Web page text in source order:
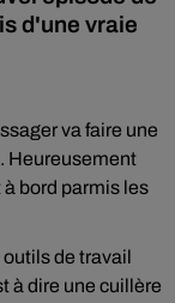
d'une vraie
va faire une
Heureusement
bord parmis les
de travail
à dire une cuillère